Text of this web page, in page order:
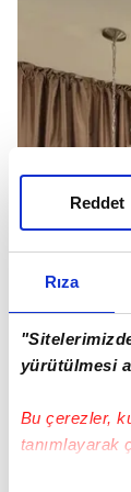
Rıza
yürütülmesi
Bu çerezler,
tanımlayarak
Reddet